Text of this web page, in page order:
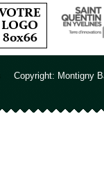
Copyright: Montigny